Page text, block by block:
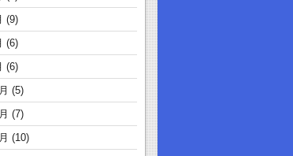
(9)
(6)
(6)
(5)
(7)
(10)